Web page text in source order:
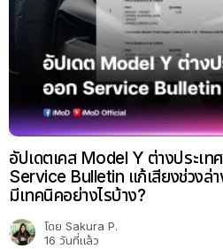
อัปเดตเคส Model Y ต่างประเท
Service Bulletin แก้เสียงช่วงล่
มีเทคนิคอย่างไรบ้าง?
โดย Sakura P.
16 วันที่แล้ว